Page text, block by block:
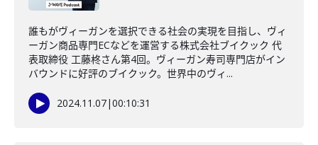
誰もがヴィーガンを選択できる社会の実現を目指し、ヴィ
ーガン商品専門ECなどを運営する株式会社ブイクック 代
表取締役 工藤柊さん第4回。ヴィーガン寿司専門店がイン
バウンドに好評のブイクック。世界中のヴィ...
2024.11.07|00:10:31